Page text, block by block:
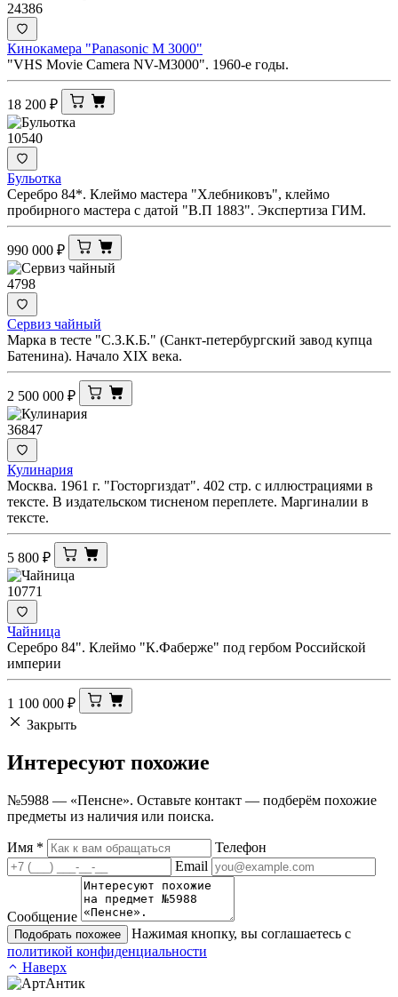
24386
Кинокамера "Panasonic M 3000"
"VHS Movie Camera NV-M3000". 1960-е годы.
18 200 ₽
10540
Бульотка
Серебро 84*. Клеймо мастера "Хлебниковъ", клеймо
пробирного мастера с датой "В.П 1883". Экспертиза ГИМ.
990 000 ₽
4798
Сервиз чайный
Марка в тесте "С.З.К.Б." (Санкт-петербургский завод купца
Батенина). Начало XIX века.
2 500 000 ₽
36847
Кулинария
Москва. 1961 г. "Госторгиздат". 402 стр. с иллюстрациями в
тексте. В издательском тисненом переплете. Маргиналии в
тексте.
5 800 ₽
10771
Чайница
Серебро 84". Клеймо "К.Фаберже" под гербом Российской
империи
1 100 000 ₽
Закрыть
Интересуют похожие
№5988 — «Пенсне». Оставьте контакт — подберём похожие
предметы из наличия или поиска.
Имя *
Телефон
Email
Сообщение
Подобрать похожее
Нажимая кнопку, вы соглашаетесь с
политикой конфиденциальности
Наверх